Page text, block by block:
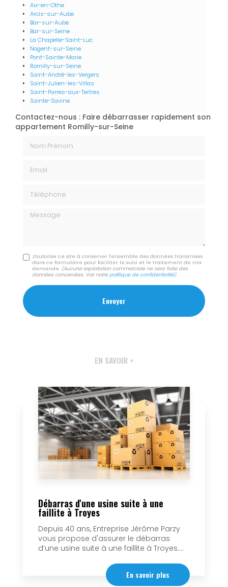
Aix-en-Othe
Arcis-sur-Aube
Bar-sur-Aube
Bar-sur-Seine
La Chapelle-Saint-Luc
Nogent-sur-Seine
Pont-Sainte-Marie
Romilly-sur-Seine
Saint-André-les-Vergers
Saint-Julien-les-Villas
Saint-Parres-aux-Tertres
Sainte-Savine
Contactez-nous : Faire débarrasser rapidement son
appartement Romilly-sur-Seine
Message
J'autorise ce site à conserver l'ensemble des données transmises
dans ce formulaire pour faciliter le suivi et le traitement de ma
demande. (Aucune exploitation commerciale ne sera faite des
données concervées. Voir notrepolitique de confidentialité)
EN SAVOIR +
Débarras d'une usine suite à une
faillite à Troyes
Depuis 40 ans, Entreprise Jérôme Parzy
vous propose d'assurer le débarras
d’une usine suite à une faillite à Troyes....
En savoir plus